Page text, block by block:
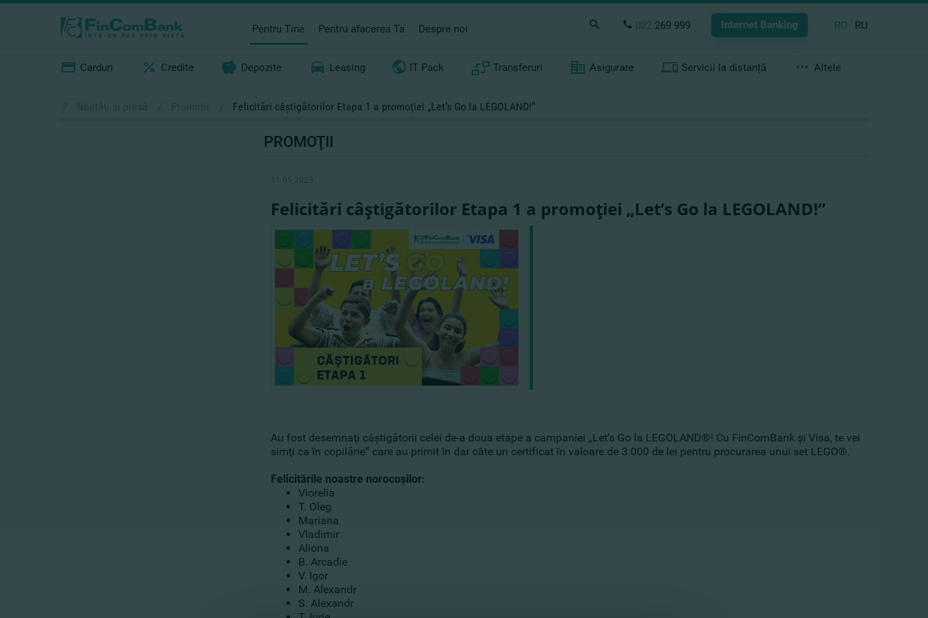
Pentru Tine Pentru afacerea Ta Despre noi 022 269 999 Internet Banking RO RU
Carduri Credite Depozite Leasing IT Pack Transferuri Asigurare Servicii la distanță Altele
Felicitări câştigătorilor Etapa 1 a promoţiei „Let’s Go la LEGOLAND!”
PROMOŢII
11.05.2023
Felicitări câştigătorilor Etapa 1 a promoţiei „Let’s Go la LEGOLAND!”
Au fost desemnaţi câştigătorii celei de-a doua etape a campaniei „Let’s Go la LEGOLAND®! Cu FinComBank şi Visa, te vei
simţi ca în copilărie” care au primit în dar câte un certificat în valoare de 3.000 de lei pentru procurarea unui set LEGO®.
Felicitările noastre norocoşilor:
Viorelia
T. Oleg
Mariana
Vladimir
Aliona
B. Arcadie
V. Igor
M. Alexandr
S. Alexandr